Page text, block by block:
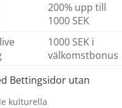
200% upp till
1000 SEK
1000 SEK i
välkomstbonus
Bettingsidor utan
kulturella